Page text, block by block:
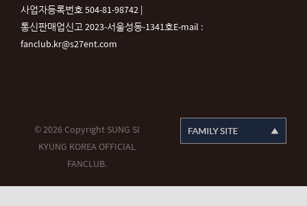
사업자등록번호 504-81-98742 |
통신판매업신고 2023-서울성동-1341호E-mail :
fanclub.kr@s27ent.com
© 2026 Copyright SUNG SI
KYUNG KOREA OFFICIAL
FANCLUB.